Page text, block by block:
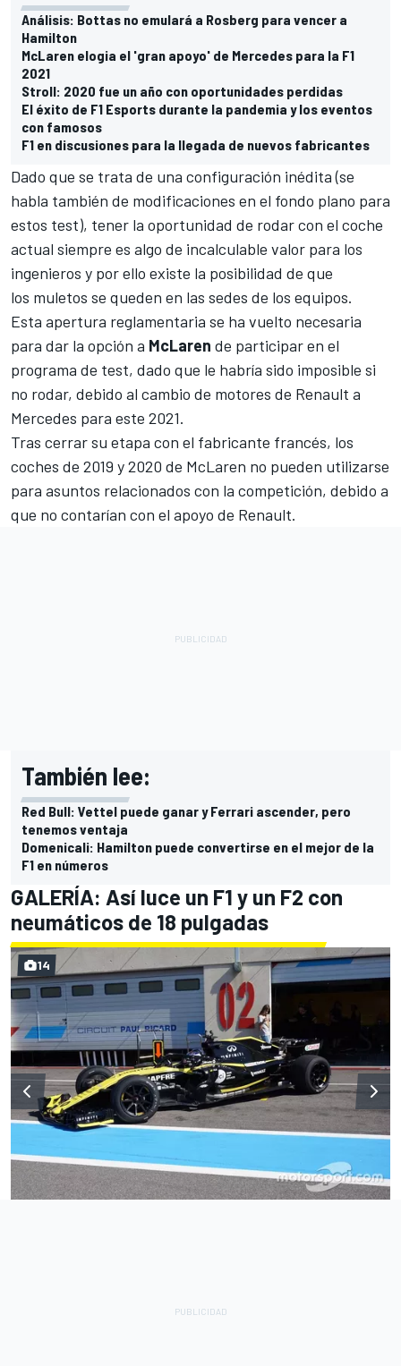
Análisis: Bottas no emulará a Rosberg para vencer a
Hamilton
McLaren elogia el 'gran apoyo' de Mercedes para la F1
2021
Stroll: 2020 fue un año con oportunidades perdidas
El éxito de F1 Esports durante la pandemia y los eventos
con famosos
F1 en discusiones para la llegada de nuevos fabricantes
Dado que se trata de una configuración inédita (se
habla también de modificaciones en el fondo plano para
estos test), tener la oportunidad de rodar con el coche
actual siempre es algo de incalculable valor para los
ingenieros y por ello existe la posibilidad de que
los muletos se queden en las sedes de los equipos.
Esta apertura reglamentaria se ha vuelto necesaria
para dar la opción a McLaren de participar en el
programa de test, dado que le habría sido imposible si
no rodar, debido al cambio de motores de Renault a
Mercedes para este 2021.
Tras cerrar su etapa con el fabricante francés, los
coches de 2019 y 2020 de McLaren no pueden utilizarse
para asuntos relacionados con la competición, debido a
que no contarían con el apoyo de Renault.
También lee:
Red Bull: Vettel puede ganar y Ferrari ascender, pero
tenemos ventaja
Domenicali: Hamilton puede convertirse en el mejor de la
F1 en números
GALERÍA: Así luce un F1 y un F2 con
neumáticos de 18 pulgadas
14